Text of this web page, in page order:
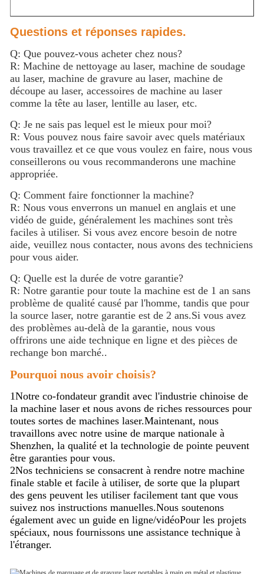
Questions et réponses rapides.
Q: Que pouvez-vous acheter chez nous?
R: Machine de nettoyage au laser, machine de soudage
au laser, machine de gravure au laser, machine de
découpe au laser, accessoires de machine au laser
comme la tête au laser, lentille au laser, etc.
Q: Je ne sais pas lequel est le mieux pour moi?
R: Vous pouvez nous faire savoir avec quels matériaux
vous travaillez et ce que vous voulez en faire, nous vous
conseillerons ou vous recommanderons une machine
appropriée.
Q: Comment faire fonctionner la machine?
R: Nous vous enverrons un manuel en anglais et une
vidéo de guide, généralement les machines sont très
faciles à utiliser. Si vous avez encore besoin de notre
aide, veuillez nous contacter, nous avons des techniciens
pour vous aider.
Q: Quelle est la durée de votre garantie?
R: Notre garantie pour toute la machine est de 1 an sans
problème de qualité causé par l'homme, tandis que pour
la source laser, notre garantie est de 2 ans.Si vous avez
des problèmes au-delà de la garantie, nous vous
offrirons une aide technique en ligne et des pièces de
rechange bon marché..
Pourquoi nous avoir choisis?
1Notre co-fondateur grandit avec l'industrie chinoise de
la machine laser et nous avons de riches ressources pour
toutes sortes de machines laser.Maintenant, nous
travaillons avec notre usine de marque nationale à
Shenzhen, la qualité et la technologie de pointe peuvent
être garanties pour vous.
2Nos techniciens se consacrent à rendre notre machine
finale stable et facile à utiliser, de sorte que la plupart
des gens peuvent les utiliser facilement tant que vous
suivez nos instructions manuelles.Nous soutenons
également avec un guide en ligne/vidéoPour les projets
spéciaux, nous fournissons une assistance technique à
l'étranger.